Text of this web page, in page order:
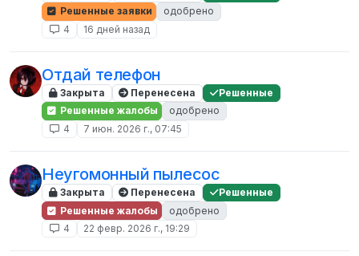
Решенные заявки
одобрено
4
16 дней назад
Отдай телефон
Закрыта Перенесена
Решенные
Решенные жалобы
одобрено
4
7 июн. 2026 г., 07:45
Неугомонный пылесос
Закрыта Перенесена
Решенные
Решенные жалобы
одобрено
4
22 февр. 2026 г., 19:29